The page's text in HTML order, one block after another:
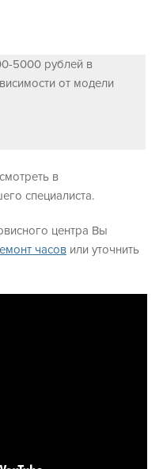
5000 рублей в
от модели
в
специалиста.
центра Вы
часов или уточнить